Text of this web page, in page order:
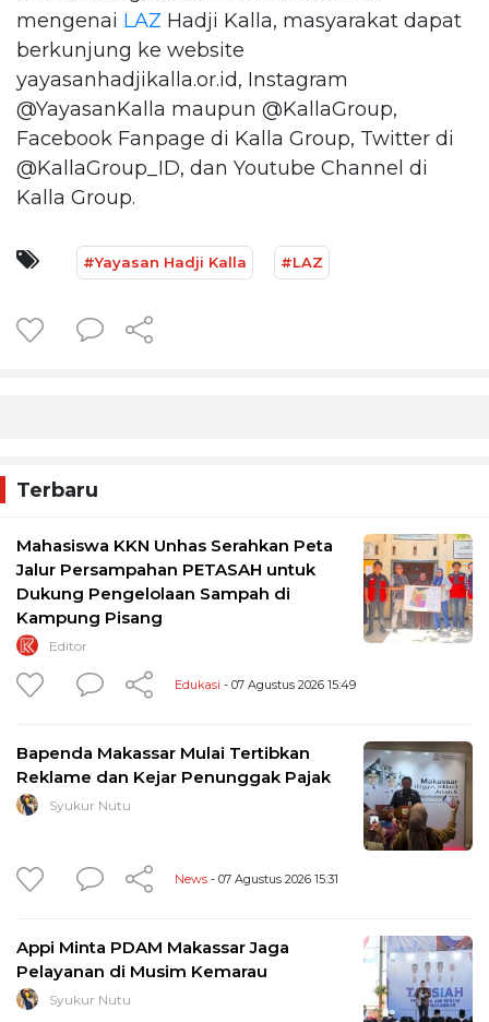
mengenai LAZ Hadji Kalla, masyarakat dapat
berkunjung ke website
yayasanhadjikalla.or.id, Instagram
@YayasanKalla maupun @KallaGroup,
Facebook Fanpage di Kalla Group, Twitter di
@KallaGroup_ID, dan Youtube Channel di
Kalla Group.
#Yayasan Hadji Kalla #LAZ
Terbaru
Mahasiswa KKN Unhas Serahkan Peta
Jalur Persampahan PETASAH untuk
Dukung Pengelolaan Sampah di
Kampung Pisang
Editor
Edukasi - 07 Agustus 2026 15:49
Bapenda Makassar Mulai Tertibkan
Reklame dan Kejar Penunggak Pajak
Syukur Nutu
News - 07 Agustus 2026 15:31
Appi Minta PDAM Makassar Jaga
Pelayanan di Musim Kemarau
Syukur Nutu